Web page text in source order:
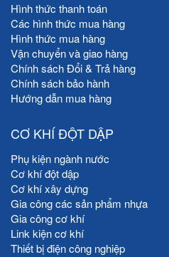
Hình thức thanh toán
Các hình thức mua hàng
Hình thức mua hàng
Vận chuyển và giao hàng
Chính sách Đổi & Trả hàng
Chính sách bảo hành
Hướng dẫn mua hàng
CƠ KHÍ ĐỘT DẬP
Phụ kiện ngành nước
Cơ khí đột dập
Cơ khí xây dựng
Gia công các sản phẩm nhựa
Gia công cơ khí
Link kiện cơ khí
Thiết bị điện công nghiệp